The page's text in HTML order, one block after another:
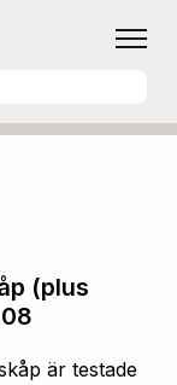
(plus
är testade